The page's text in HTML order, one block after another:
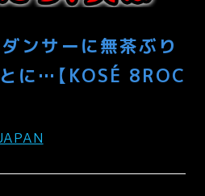
ダンサーに無茶ぶり
に…【KOSÉ 8ROC